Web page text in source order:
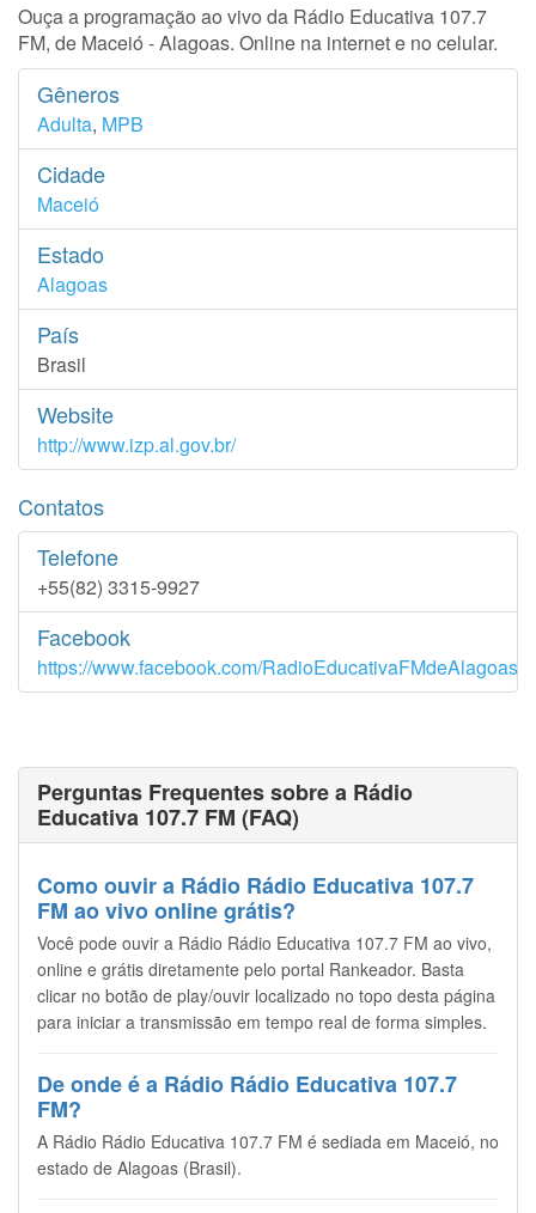
Ouça a programação ao vivo da Rádio Educativa 107.7
FM, de Maceió - Alagoas. Online na internet e no celular.
Gêneros
Adulta, MPB
Cidade
Maceió
Estado
Alagoas
País
Brasil
Website
http://www.izp.al.gov.br/
Contatos
Telefone
+55(82) 3315-9927
Facebook
https://www.facebook.com/RadioEducativaFMdeAlagoas
Perguntas Frequentes sobre a Rádio
Educativa 107.7 FM (FAQ)
Como ouvir a Rádio Rádio Educativa 107.7
FM ao vivo online grátis?
Você pode ouvir a Rádio Rádio Educativa 107.7 FM ao vivo,
online e grátis diretamente pelo portal Rankeador. Basta
clicar no botão de play/ouvir localizado no topo desta página
para iniciar a transmissão em tempo real de forma simples.
De onde é a Rádio Rádio Educativa 107.7
FM?
A Rádio Rádio Educativa 107.7 FM é sediada em Maceió, no
estado de Alagoas (Brasil).